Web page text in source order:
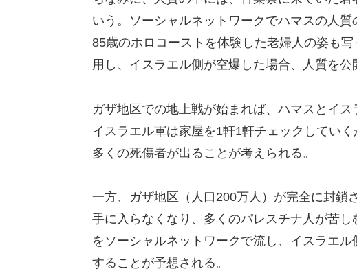
いう。ソーシャルネットワークでハマスの人
85歳のホロコーストを体験した老婦人の姿も
用し、イスラエル側が空爆した場合、人質を公
ガザ地区での地上戦が始まれば、ハマスとイ
イスラエル軍は家屋を1軒1軒チェックしてい
多くの死傷者が出ることが考えられる。
一方、ガザ地区（人口200万人）が完全に封鎖
手に入らなくなり、多くのパレスチナ人が苦
をソーシャルネットワークで流し、イスラエ
することが予想される。